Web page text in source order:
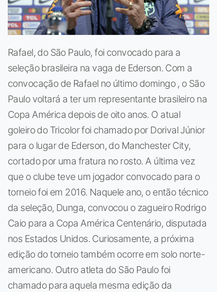
Rafael, do São Paulo, foi convocado para a
seleção brasileira na vaga de Ederson. Com a
convocação de Rafael no último domingo , o São
Paulo voltará a ter um representante brasileiro na
Copa América depois de oito anos. O atual
goleiro do Tricolor foi chamado por Dorival Júnior
para o lugar de Ederson, do Manchester City,
cortado por uma fratura no rosto. A última vez
que o clube teve um jogador convocado para o
torneio foi em 2016. Naquele ano, o então técnico
da seleção, Dunga, convocou o zagueiro Rodrigo
Caio para a Copa América Centenário, disputada
nos Estados Unidos. Curiosamente, a próxima
edição do torneio também ocorre em solo norte-
americano. Outro atleta do São Paulo foi
chamado para aquela mesma edição da